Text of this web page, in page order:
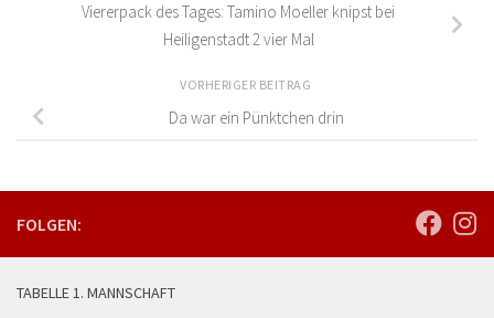
Viererpack des Tages: Tamino Moeller knipst bei
Heiligenstadt 2 vier Mal
VORHERIGER BEITRAG
Da war ein Pünktchen drin
FOLGEN:
TABELLE 1. MANNSCHAFT